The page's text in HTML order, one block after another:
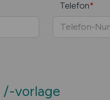
Telefon*
/-vorlage